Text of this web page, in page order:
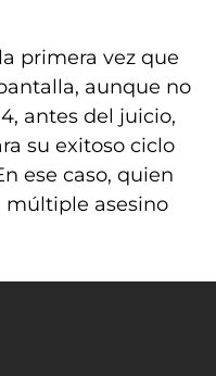
primera vez que
aunque no
antes del juicio,
su exitoso ciclo
ese caso, quien
múltiple asesino